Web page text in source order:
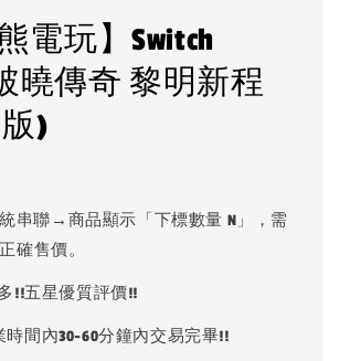
電玩】Switch
曉傳奇 黎明新程
)
串聯→商品顯示「下標數量 N」，需
確售價。
!!五星優質評價!!
時間內30-60分鐘內交易完畢!!